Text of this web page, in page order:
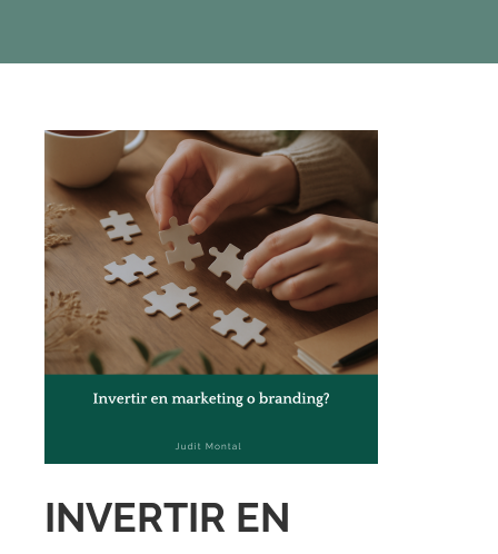
INVERTIR EN